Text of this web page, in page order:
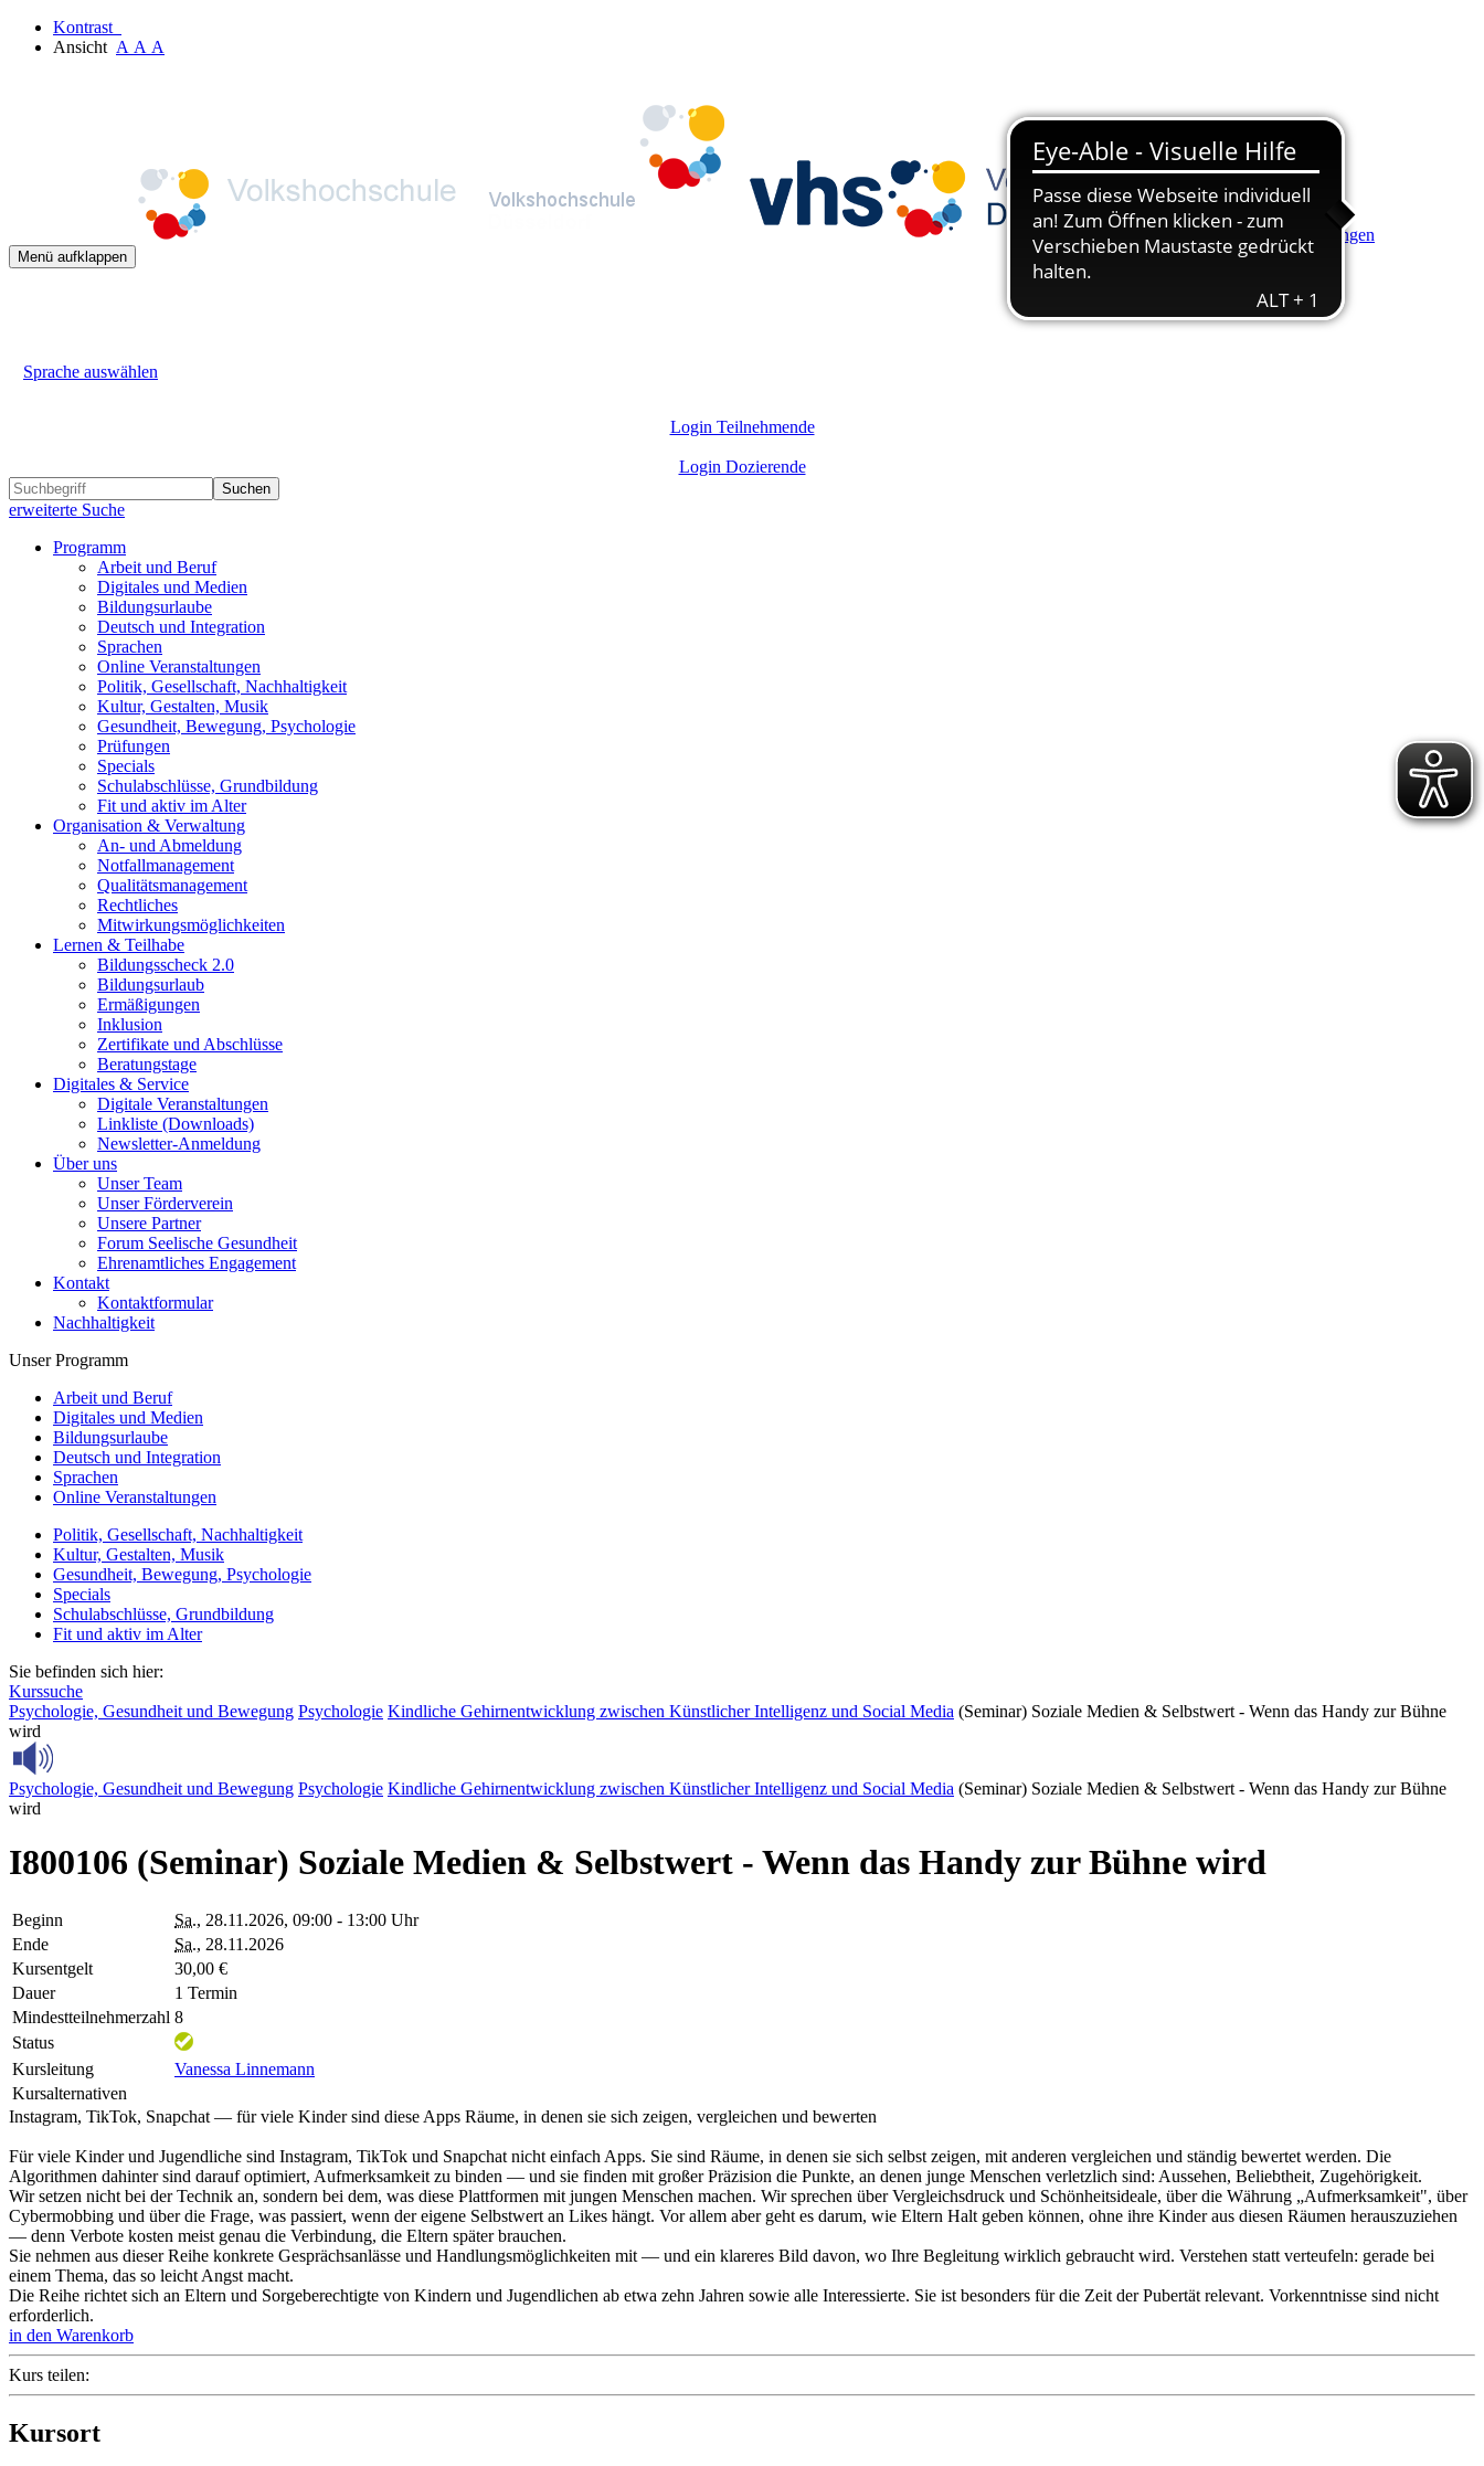
Kontrast
Ansicht A A A
Hauptinhalt anspringen
Menü aufklappen
Sprache auswählen
Login Teilnehmende
Login Dozierende
Suchen
erweiterte Suche
Programm
Arbeit und Beruf
Digitales und Medien
Bildungsurlaube
Deutsch und Integration
Sprachen
Online Veranstaltungen
Politik, Gesellschaft, Nachhaltigkeit
Kultur, Gestalten, Musik
Gesundheit, Bewegung, Psychologie
Prüfungen
Specials
Schulabschlüsse, Grundbildung
Fit und aktiv im Alter
Organisation & Verwaltung
An- und Abmeldung
Notfallmanagement
Qualitätsmanagement
Rechtliches
Mitwirkungsmöglichkeiten
Lernen & Teilhabe
Bildungsscheck 2.0
Bildungsurlaub
Ermäßigungen
Inklusion
Zertifikate und Abschlüsse
Beratungstage
Digitales & Service
Digitale Veranstaltungen
Linkliste (Downloads)
Newsletter-Anmeldung
Über uns
Unser Team
Unser Förderverein
Unsere Partner
Forum Seelische Gesundheit
Ehrenamtliches Engagement
Kontakt
Kontaktformular
Nachhaltigkeit
Unser Programm
Arbeit und Beruf
Digitales und Medien
Bildungsurlaube
Deutsch und Integration
Sprachen
Online Veranstaltungen
Politik, Gesellschaft, Nachhaltigkeit
Kultur, Gestalten, Musik
Gesundheit, Bewegung, Psychologie
Specials
Schulabschlüsse, Grundbildung
Fit und aktiv im Alter
Sie befinden sich hier:
Kurssuche
Psychologie, Gesundheit und Bewegung Psychologie Kindliche Gehirnentwicklung zwischen Künstlicher Intelligenz und Social Media (Seminar) Soziale Medien & Selbstwert - Wenn das Handy zur Bühne
wird
Psychologie, Gesundheit und Bewegung Psychologie Kindliche Gehirnentwicklung zwischen Künstlicher Intelligenz und Social Media (Seminar) Soziale Medien & Selbstwert - Wenn das Handy zur Bühne
wird
I800106 (Seminar) Soziale Medien & Selbstwert - Wenn das Handy zur Bühne wird
Beginn Sa., 28.11.2026, 09:00 - 13:00 Uhr
Ende
Sa., 28.11.2026
Kursentgelt
30,00 €
Dauer
1 Termin
Mindestteilnehmerzahl 8
Status
Kursleitung
Vanessa Linnemann
Kursalternativen
Instagram, TikTok, Snapchat — für viele Kinder sind diese Apps Räume, in denen sie sich zeigen, vergleichen und bewerten
Für viele Kinder und Jugendliche sind Instagram, TikTok und Snapchat nicht einfach Apps. Sie sind Räume, in denen sie sich selbst zeigen, mit anderen vergleichen und ständig bewertet werden. Die
Algorithmen dahinter sind darauf optimiert, Aufmerksamkeit zu binden — und sie finden mit großer Präzision die Punkte, an denen junge Menschen verletzlich sind: Aussehen, Beliebtheit, Zugehörigkeit.
Wir setzen nicht bei der Technik an, sondern bei dem, was diese Plattformen mit jungen Menschen machen. Wir sprechen über Vergleichsdruck und Schönheitsideale, über die Währung „Aufmerksamkeit", über
Cybermobbing und über die Frage, was passiert, wenn der eigene Selbstwert an Likes hängt. Vor allem aber geht es darum, wie Eltern Halt geben können, ohne ihre Kinder aus diesen Räumen herauszuziehen
— denn Verbote kosten meist genau die Verbindung, die Eltern später brauchen.
Sie nehmen aus dieser Reihe konkrete Gesprächsanlässe und Handlungsmöglichkeiten mit — und ein klareres Bild davon, wo Ihre Begleitung wirklich gebraucht wird. Verstehen statt verteufeln: gerade bei
einem Thema, das so leicht Angst macht.
Die Reihe richtet sich an Eltern und Sorgeberechtigte von Kindern und Jugendlichen ab etwa zehn Jahren sowie alle Interessierte. Sie ist besonders für die Zeit der Pubertät relevant. Vorkenntnisse sind nicht
erforderlich.
in den Warenkorb
Kurs teilen:
Kursort